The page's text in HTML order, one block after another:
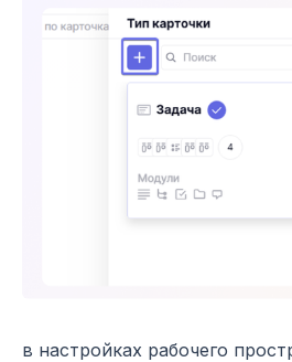
в настройках рабочего